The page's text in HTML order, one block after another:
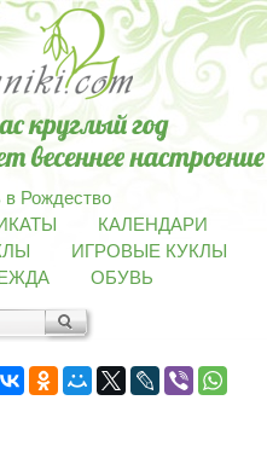
в Рождество
КАЛЕНДАРИ
ИГРОВЫЕ КУКЛЫ
ОБУВЬ